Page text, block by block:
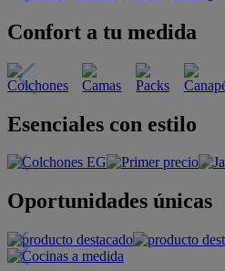
Confort a tu medida
Esenciales con estilo
Oportunidades únicas